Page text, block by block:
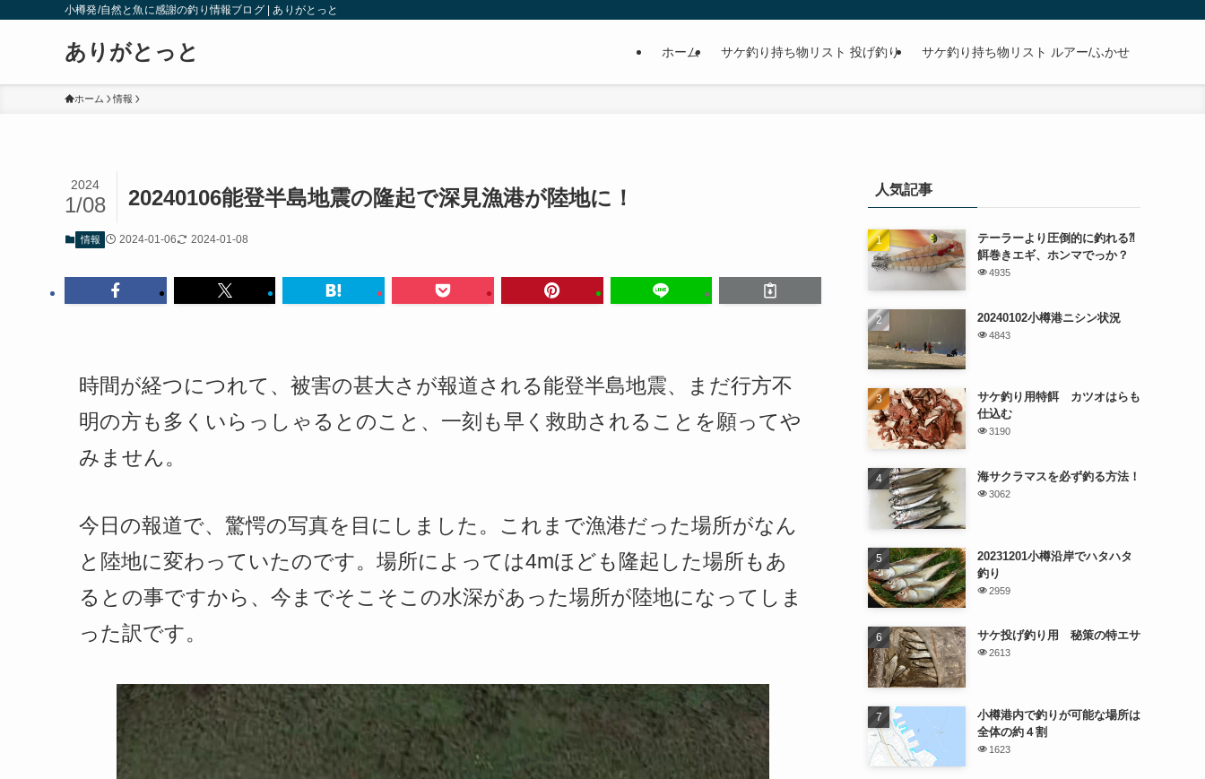
小樽発/自然と魚に感謝の釣り情報ブログ | ありがとっと
ありがとっと ホーム サケ釣り持ち物リスト 投げ釣り サケ釣り持ち物リスト ルアー/ふかせ
ホーム 情報
20240106能登半島地震の隆起で深見漁港が陸地に！
2024
1/08
情報 2024-01-06 2024-01-08
時間が経つにつれて、被害の甚大さが報道される能登半島地震、まだ行方不
明の方も多くいらっしゃるとのこと、一刻も早く救助されることを願ってや
みません。
今日の報道で、驚愕の写真を目にしました。これまで漁港だった場所がなん
と陸地に変わっていたのです。場所によっては4mほども隆起した場所もあ
るとの事ですから、今までそこそこの水深があった場所が陸地になってしま
った訳です。
人気記事
テーラーより圧倒的に釣れる⁈
餌巻きエギ、ホンマでっか？
4935
20240102小樽港ニシン状況
4843
サケ釣り用特餌 カツオはらも
仕込む
3190
海サクラマスを必ず釣る方法！
3062
20231201小樽沿岸でハタハタ
釣り
2959
サケ投げ釣り用 秘策の特エサ
2613
小樽港内で釣りが可能な場所は
全体の約４割
1623